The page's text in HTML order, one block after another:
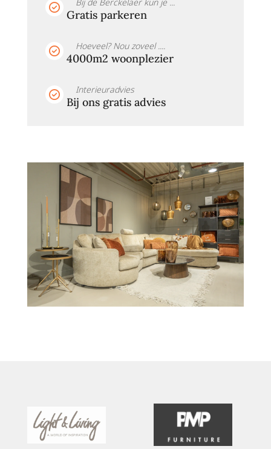
Gratis parkeren
Hoeveel? Nou zoveel ....
4000m2 woonplezier
Interieuradvies
Bij ons gratis advies